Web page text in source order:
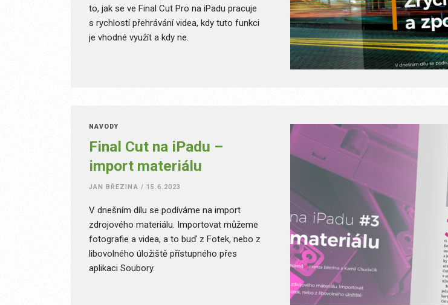
to, jak se ve Final Cut Pro na iPadu pracuje
s rychlostí přehrávání videa, kdy tuto funkci
je vhodné využít a kdy ne.
NÁVODY
Final Cut na iPadu –
import materiálu
JAN BŘEZINA / 15.6.2023
V dnešním dílu se podíváme na import
zdrojového materiálu. Importovat můžeme
fotografie a videa, a to buď z Fotek, nebo z
libovolného úložiště přístupného přes
aplikaci Soubory.